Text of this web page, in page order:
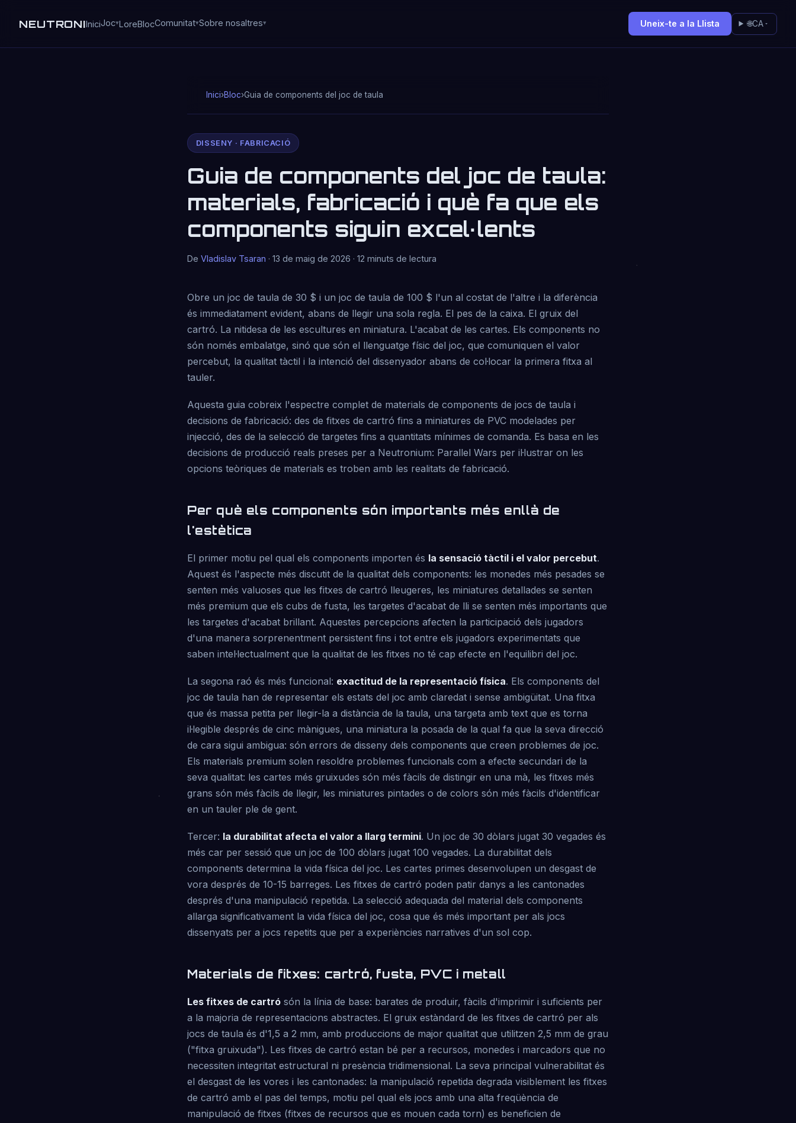
NEUTRONIIniciJoc LoreBlocComunitat Sobre nosaltres Uneix-te a la Llista 🌐CA
Inici›Bloc›Guia de components del joc de taula
DISSENY · FABRICACIÓ
Guia de components del joc de taula:
materials, fabricació i què fa que els
components siguin excel·lents
De Vladislav Tsaran · 13 de maig de 2026 · 12 minuts de lectura
Obre un joc de taula de 30 $ i un joc de taula de 100 $ l'un al costat de l'altre i la diferència
és immediatament evident, abans de llegir una sola regla. El pes de la caixa. El gruix del
cartró. La nitidesa de les escultures en miniatura. L'acabat de les cartes. Els components no
són només embalatge, sinó que són el llenguatge físic del joc, que comuniquen el valor
percebut, la qualitat tàctil i la intenció del dissenyador abans de col·locar la primera fitxa al
tauler.
Aquesta guia cobreix l'espectre complet de materials de components de jocs de taula i
decisions de fabricació: des de fitxes de cartró fins a miniatures de PVC modelades per
injecció, des de la selecció de targetes fins a quantitats mínimes de comanda. Es basa en les
decisions de producció reals preses per a Neutronium: Parallel Wars per il·lustrar on les
opcions teòriques de materials es troben amb les realitats de fabricació.
Per què els components són importants més enllà de
l'estètica
El primer motiu pel qual els components importen és la sensació tàctil i el valor percebut.
Aquest és l'aspecte més discutit de la qualitat dels components: les monedes més pesades se
senten més valuoses que les fitxes de cartró lleugeres, les miniatures detallades se senten
més premium que els cubs de fusta, les targetes d'acabat de lli se senten més importants que
les targetes d'acabat brillant. Aquestes percepcions afecten la participació dels jugadors
d'una manera sorprenentment persistent fins i tot entre els jugadors experimentats que
saben intel·lectualment que la qualitat de les fitxes no té cap efecte en l'equilibri del joc.
La segona raó és més funcional: exactitud de la representació física. Els components del
joc de taula han de representar els estats del joc amb claredat i sense ambigüitat. Una fitxa
que és massa petita per llegir-la a distància de la taula, una targeta amb text que es torna
il·legible després de cinc mànigues, una miniatura la posada de la qual fa que la seva direcció
de cara sigui ambigua: són errors de disseny dels components que creen problemes de joc.
Els materials premium solen resoldre problemes funcionals com a efecte secundari de la
seva qualitat: les cartes més gruixudes són més fàcils de distingir en una mà, les fitxes més
grans són més fàcils de llegir, les miniatures pintades o de colors són més fàcils d'identificar
en un tauler ple de gent.
Tercer: la durabilitat afecta el valor a llarg termini. Un joc de 30 dòlars jugat 30 vegades és
més car per sessió que un joc de 100 dòlars jugat 100 vegades. La durabilitat dels
components determina la vida física del joc. Les cartes primes desenvolupen un desgast de
vora després de 10-15 barreges. Les fitxes de cartró poden patir danys a les cantonades
després d'una manipulació repetida. La selecció adequada del material dels components
allarga significativament la vida física del joc, cosa que és més important per als jocs
dissenyats per a jocs repetits que per a experiències narratives d'un sol cop.
Materials de fitxes: cartró, fusta, PVC i metall
Les fitxes de cartró són la línia de base: barates de produir, fàcils d'imprimir i suficients per
a la majoria de representacions abstractes. El gruix estàndard de les fitxes de cartró per als
jocs de taula és d'1,5 a 2 mm, amb produccions de major qualitat que utilitzen 2,5 mm de grau
("fitxa gruixuda"). Les fitxes de cartró estan bé per a recursos, monedes i marcadors que no
necessiten integritat estructural ni presència tridimensional. La seva principal vulnerabilitat és
el desgast de les vores i les cantonades: la manipulació repetida degrada visiblement les fitxes
de cartró amb el pas del temps, motiu pel qual els jocs amb una alta freqüència de
manipulació de fitxes (fitxes de recursos que es mouen cada torn) es beneficien de